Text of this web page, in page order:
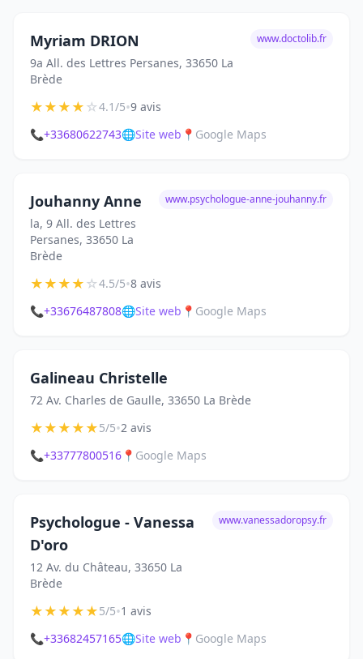
Myriam DRION
9a All. des Lettres Persanes, 33650 La
Brède
www.doctolib.fr
★★★★☆4.1/5•9 avis
📞+33680622743🌐Site web 📍 Google Maps
Jouhanny Anne
la, 9 All. des Lettres
Persanes, 33650 La
Brède
www.psychologue-anne-jouhanny.fr
★★★★☆4.5/5•8 avis
📞+33676487808🌐Site web 📍 Google Maps
Galineau Christelle
72 Av. Charles de Gaulle, 33650 La Brède
★★★★★5/5•2 avis
📞+33777800516 📍 Google Maps
Psychologue - Vanessa
D'oro
12 Av. du Château, 33650 La
Brède
www.vanessadoropsy.fr
★★★★★5/5•1 avis
📞+33682457165🌐Site web 📍 Google Maps